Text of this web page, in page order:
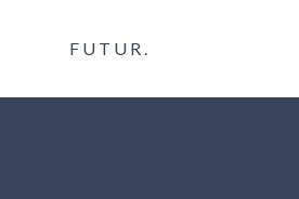
FUTUR.